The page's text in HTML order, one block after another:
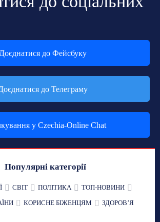
Доєднатися до Фейсбуку
до Телеграму
у Czechia-Online Chat
Популярні категорії
СВІТ ПОЛІТИКА
ТОП-НОВИНИ
КОРИСНЕ БІЖЕНЦЯМ ЗДОРОВʼЯ